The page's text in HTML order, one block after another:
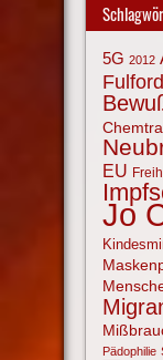
5G 2012
Fulford
EU
Jo
Pädophilie